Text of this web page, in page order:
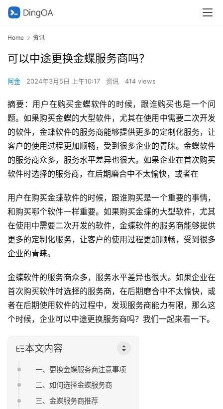
Home 资讯
可以中途更换金蝶服务商吗？
阿金 2024年3月5日 上午10:17 资讯 414 views
摘要：用户在购买金蝶软件的时候，跟谁购买也是一个问
题。如果购买金蝶的大型软件，尤其在使用中需要二次开发
的软件，金蝶软件的服务商能够提供更多的定制化服务，让
客户的使用过程更加顺畅，受到很多企业的青睐。金蝶软件
的服务商众多，服务水平差异也很大。如果企业在首次购买
软件时选择的服务商，在后期磨合中不太愉快，或者在
用户在购买金蝶软件的时候，跟谁购买是一个重要的事情，
和购买哪个软件一样重要。如果购买金蝶的大型软件，尤其
在使用中需要二次开发的软件，金蝶软件的服务商能够提供
更多的定制化服务，让客户的使用过程更加顺畅，受到很多
企业的青睐。
金蝶软件的服务商众多，服务水平差异也很大。如果企业在
首次购买软件时选择的服务商，在后期磨合中不太愉快，或
者在后期使用软件的过程中，发现服务商能力有限，那么这
个时候，企业可以中途更换服务商吗？我们一起来看一下。
本文内容
一、更换金蝶服务商注意事项
二、如何选择金蝶服务商
三、金蝶服务商推荐